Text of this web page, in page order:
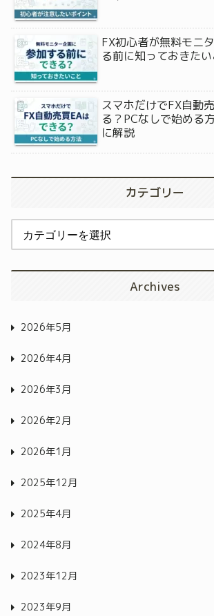
FX初心者が無料モニ
る前に知っておきたい
スマホだけでFX自動
る？PCなしで始める
に解説
カテゴリー
Archives
2026年5月
2026年4月
2026年3月
2026年2月
2026年1月
2025年12月
2025年4月
2024年8月
2023年12月
2023年9月